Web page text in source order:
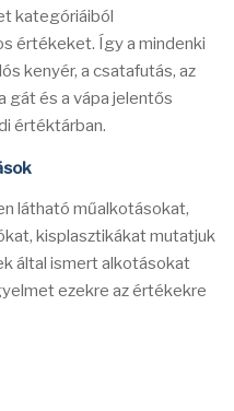
kategóriáiból
értékeket. Így a mindenki
kenyér, a csatafutás, az
gát és a vápa jelentős
értéktárban.
látható műalkotásokat,
kisplasztikákat mutatjuk
által ismert alkotásokat
ezekre az értékekre